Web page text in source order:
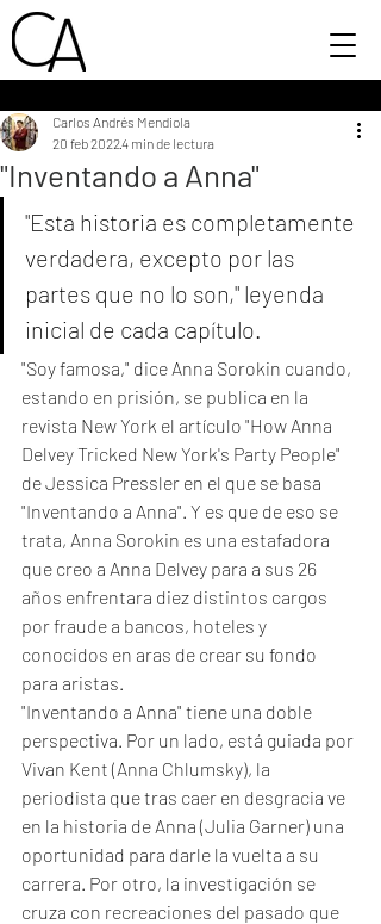
"Inventando a Anna"
Carlos Andrés Mendiola
20 feb 20224 min de lectura
"Esta historia es completamente
verdadera, excepto por las
partes que no lo son," leyenda
inicial de cada capítulo.
"Soy famosa," dice Anna Sorokin cuando,
estando en prisión, se publica en la
revista New York el artículo "How Anna
Delvey Tricked New York's Party People"
de Jessica Pressler en el que se basa
"Inventando a Anna". Y es que de eso se
trata, Anna Sorokin es una estafadora
que creo a Anna Delvey para a sus 26
años enfrentara diez distintos cargos
por fraude a bancos, hoteles y
conocidos en aras de crear su fondo
para aristas.
"Inventando a Anna" tiene una doble
perspectiva. Por un lado, está guiada por
Vivan Kent (Anna Chlumsky), la
periodista que tras caer en desgracia ve
en la historia de Anna (Julia Garner) una
oportunidad para darle la vuelta a su
carrera. Por otro, la investigación se
cruza con recreaciones del pasado que